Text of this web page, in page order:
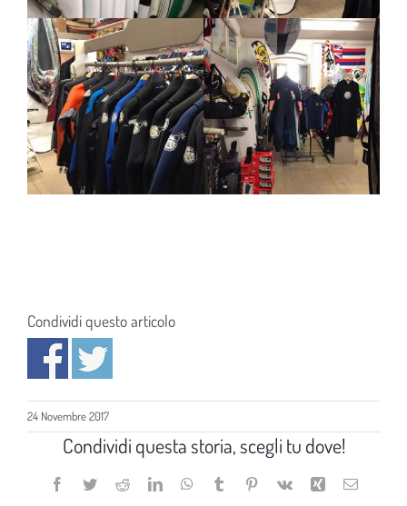
Condividi questo articolo
24 Novembre 2017
Condividi questa storia, scegli tu dove!
Facebook
TwitterRedditLinkedInWhatsApp
TumblrPinterest
Vk Xing Email